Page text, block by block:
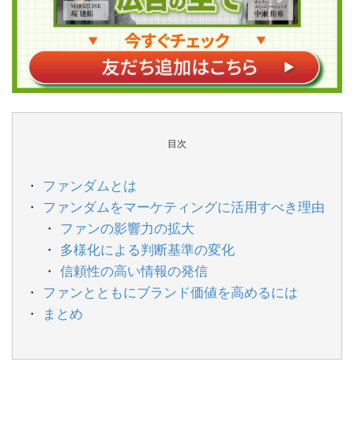
目次
ファンダムとは
ファンダムをマーケティングに活用すべき理由
ファンの影響力の拡大
多様化による判断基準の変化
信頼性の高い情報の発信
ファンとともにブランド価値を高めるには
まとめ